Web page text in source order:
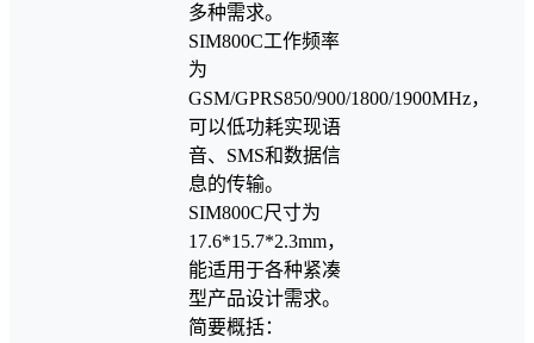
多种需求。
SIM800C⼯作频率
为
GSM/GPRS850/900/1800/1900MHz，
可以低功耗实现语
⾳、SMS和数据信
息的传输。
SIM800C尺⼨为
17.6*15.7*2.3mm，
能适⽤于各种紧凑
型产品设计需求。
简要概括：